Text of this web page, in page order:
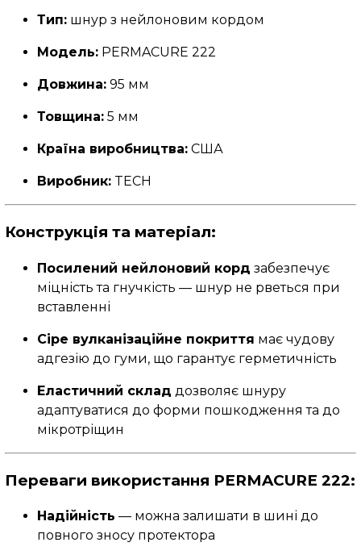
Тип:шнур з нейлоновим кордом
Модель:PERMACURE 222
Довжина:95 мм
Товщина:5 мм
Країна виробництва:США
Виробник:TECH
Конструкція та матеріал:
Посилений нейлоновий корд забезпечує
міцність та гнучкість — шнур не рветься при
вставленні
Сіре вулканізаційне покриття має чудову
адгезію до гуми, що гарантує герметичність
Еластичний склад дозволяє шнуру
адаптуватися до форми пошкодження та до
мікротріщин
Переваги використання PERMACURE 222:
Надійність — можна залишати в шині до
повного зносу протектора